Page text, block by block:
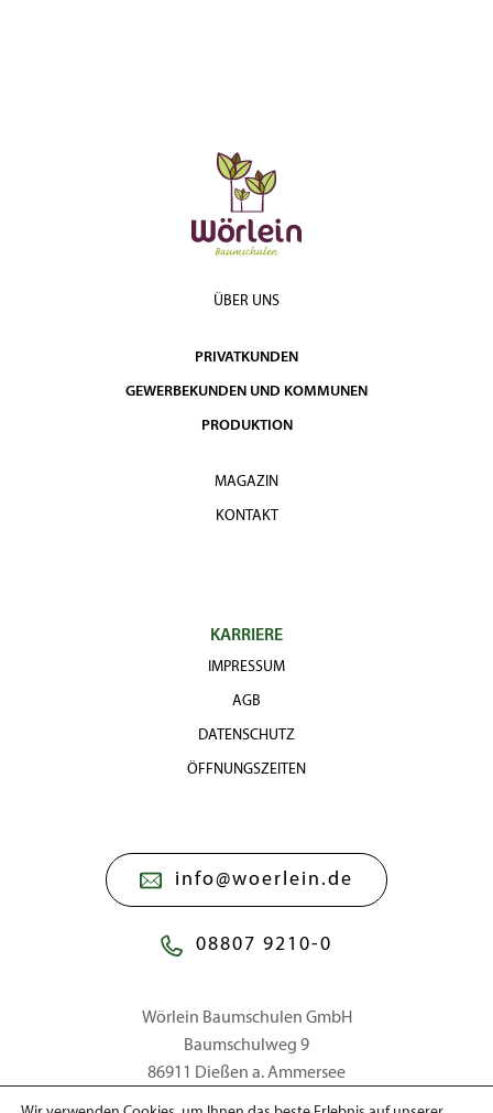
ÜBER UNS
PRIVATKUNDEN
GEWERBEKUNDEN UND KOMMUNEN
PRODUKTION
MAGAZIN
KONTAKT
KARRIERE
IMPRESSUM
AGB
DATENSCHUTZ
ÖFFNUNGSZEITEN
info@woerlein.de
08807 9210-0
Wörlein Baumschulen GmbH
Baumschulweg 9
86911 Dießen a. Ammersee